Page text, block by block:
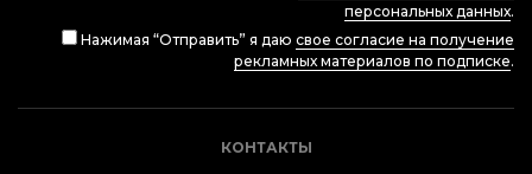
персональных данных.
Нажимая “Отправить” я даю свое согласие на получение
рекламных материалов по подписке.
КОНТАКТЫ